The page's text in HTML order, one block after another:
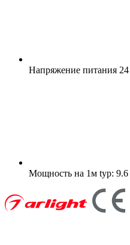
Напряжение питания
Мощность на 1м typ: